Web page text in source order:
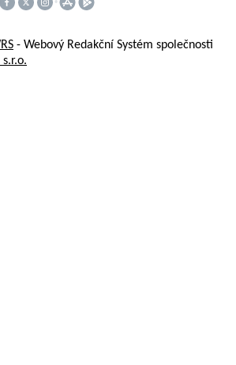
- Webový Redakční Systém společnosti